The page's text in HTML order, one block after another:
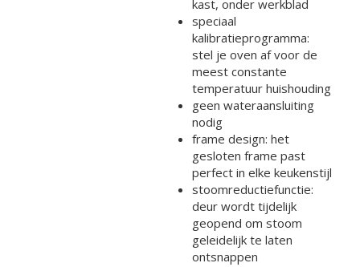
kast, onder werkblad
speciaal
kalibratieprogramma:
stel je oven af voor de
meest constante
temperatuur huishouding
geen wateraansluiting
nodig
frame design: het
gesloten frame past
perfect in elke keukenstijl
stoomreductiefunctie:
deur wordt tijdelijk
geopend om stoom
geleidelijk te laten
ontsnappen